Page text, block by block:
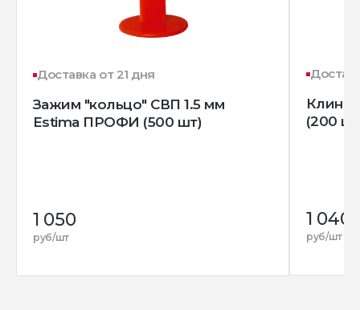
Доставка от 21 дня
Зажим "кольцо" СВП 1.5 мм
Estima ПРОФИ (500 шт)
1 050
руб/шт
Клин
(200
1 040
руб/шт